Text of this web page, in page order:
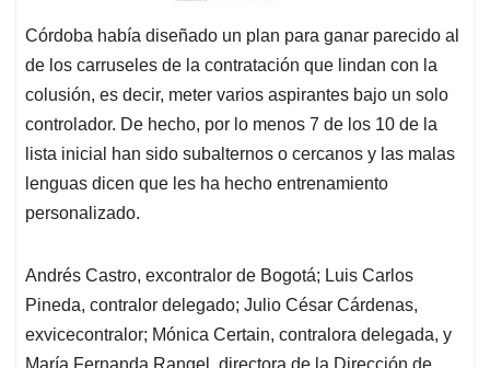
Córdoba había diseñado un plan para ganar parecido al
de los carruseles de la contratación que lindan con la
colusión, es decir, meter varios aspirantes bajo un solo
controlador. De hecho, por lo menos 7 de los 10 de la
lista inicial han sido subalternos o cercanos y las malas
lenguas dicen que les ha hecho entrenamiento
personalizado.
Andrés Castro, excontralor de Bogotá; Luis Carlos
Pineda, contralor delegado; Julio César Cárdenas,
exvicecontralor; Mónica Certain, contralora delegada, y